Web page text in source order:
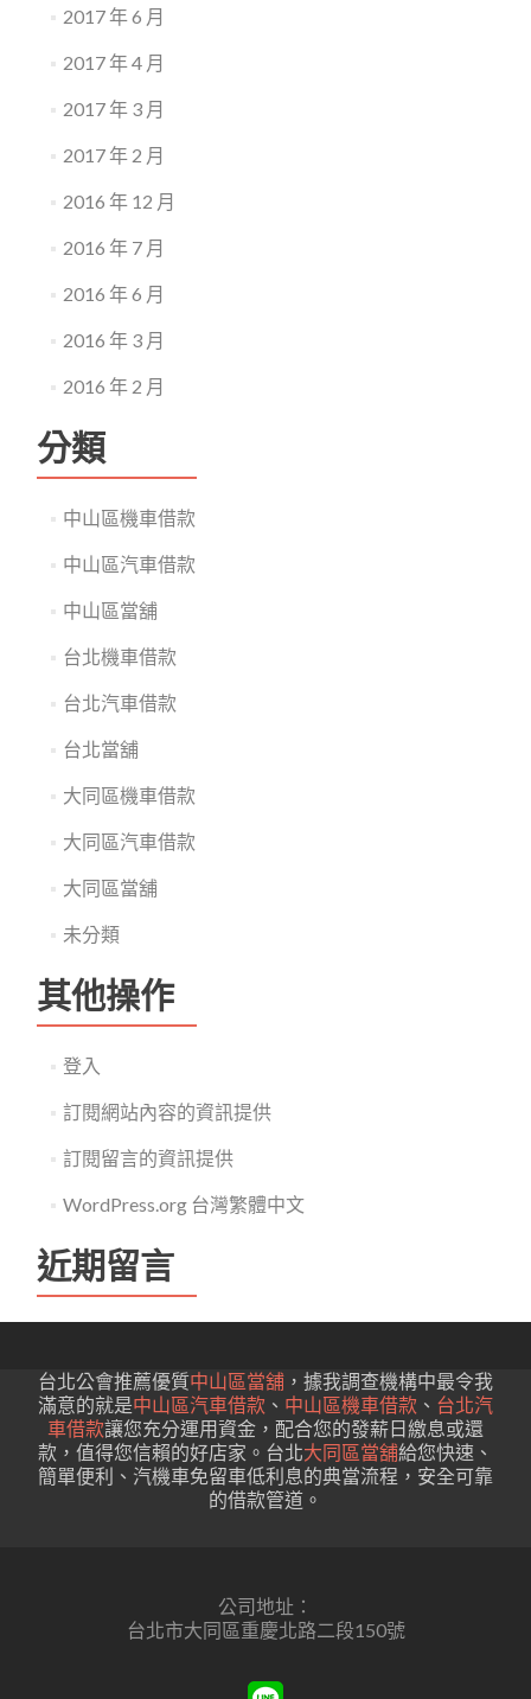
2017 年 6 月
2017 年 4 月
2017 年 3 月
2017 年 2 月
2016 年 12 月
2016 年 7 月
2016 年 6 月
2016 年 3 月
2016 年 2 月
分類
中山區機車借款
中山區汽車借款
中山區當舖
台北機車借款
台北汽車借款
台北當舖
大同區機車借款
大同區汽車借款
大同區當舖
未分類
其他操作
登入
訂閱網站內容的資訊提供
訂閱留言的資訊提供
WordPress.org 台灣繁體中文
近期留言
台北公會推薦優質中山區當舖 ，據我調查機構中最令我
滿意的就是中山區汽車借款 、 中山區機車借款 、 台北汽
車借款讓您充分運用資金，配合您的發薪日繳息或還
款，值得您信賴的好店家。台北大同區當舖給您快速、
簡單便利、汽機車免留車低利息的典當流程，安全可靠
的借款管道。
公司地址：
台北市大同區重慶北路二段150號